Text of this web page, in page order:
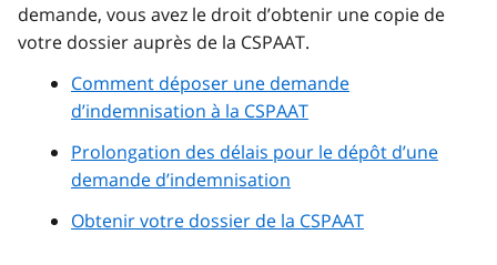
demande, vous avez le droit d’obtenir une copie de
votre dossier auprès de la CSPAAT.
Comment déposer une demande
d’indemnisation à la CSPAAT
Prolongation des délais pour le dépôt d’une
demande d’indemnisation
Obtenir votre dossier de la CSPAAT